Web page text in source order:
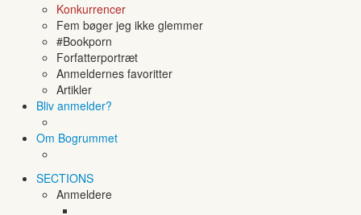
Konkurrencer
Fem bøger jeg ikke glemmer
#Bookporn
Forfatterportræt
Anmeldernes favoritter
Artikler
Bliv anmelder?
Om Bogrummet
SECTIONS
Anmeldere